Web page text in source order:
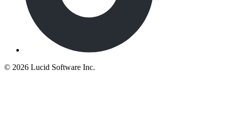
© 2026 Lucid Software Inc.